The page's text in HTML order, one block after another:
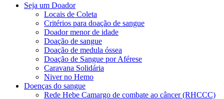
Seja um Doador
Locais de Coleta
Critérios para doação de sangue
Doador menor de idade
Doação de sangue
Doação de medula óssea
Doação de Sangue por Aférese
Caravana Solidária
Niver no Hemo
Doenças do sangue
Rede Hebe Camargo de combate ao câncer (RHCCC)